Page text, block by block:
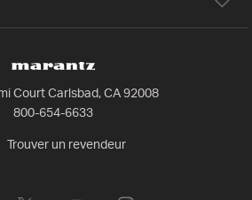
Court Carlsbad, CA 92008
800-654-6633
Trouver un revendeur